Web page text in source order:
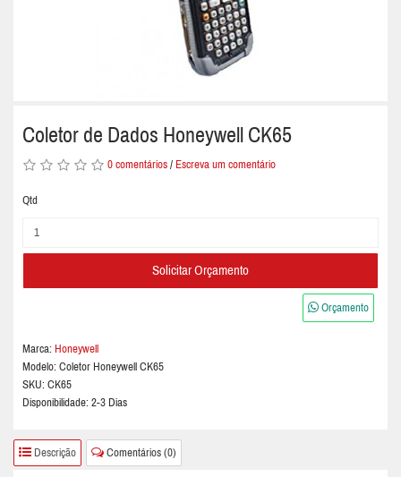
Coletor de Dados Honeywell CK65
0 comentários / Escreva um comentário
Qtd
Solicitar Orçamento
Orçamento
Marca: Honeywell
Modelo: Coletor Honeywell CK65
SKU: CK65
Disponibilidade: 2-3 Dias
Descrição Comentários (0)